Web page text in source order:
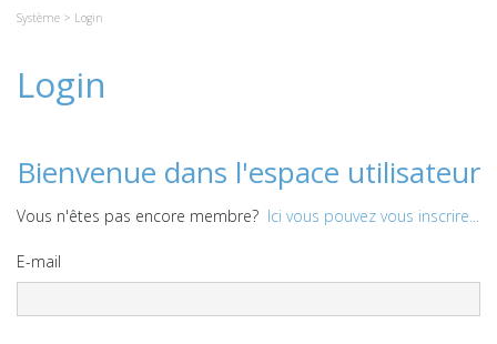
Système > Login
Login
Bienvenue dans l'espace utilisateur
Vous n'êtes pas encore membre? Ici vous pouvez vous inscrire...
E-mail